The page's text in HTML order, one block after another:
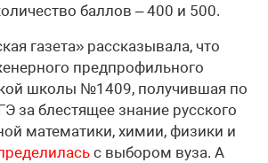
баллов – 400 и 500.
газета» рассказывала, что
предпрофильного
школы №1409, получившая по
за блестящее знание русского
математики, химии, физики и
с выбором вуза. А